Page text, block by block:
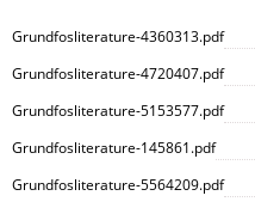
Grundfosliterature-4360313.pdf
Grundfosliterature-4720407.pdf
Grundfosliterature-5153577.pdf
Grundfosliterature-145861.pdf
Grundfosliterature-5564209.pdf